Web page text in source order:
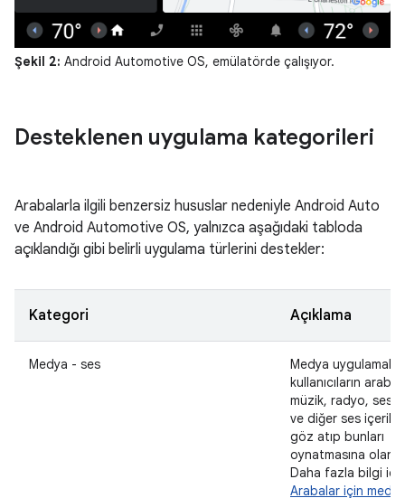
Şekil 2: Android Automotive OS, emülatörde çalışıyor.
Desteklenen uygulama kategorileri
Arabalarla ilgili benzersiz hususlar nedeniyle Android Auto
ve Android Automotive OS, yalnızca aşağıdaki tabloda
açıklandığı gibi belirli uygulama türlerini destekler:
Kategori Açıklama
Medya - ses
Medya
kullanıcıların
müzik, radyo, sesli
ve diğer ses
göz atıp bunları
oynatmasına
Daha fazla bilgi için
Arabalar için medya